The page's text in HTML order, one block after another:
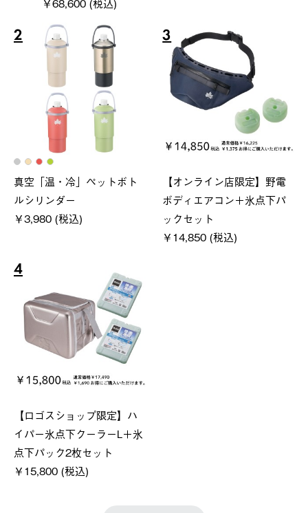
2
真空「温・冷」ペットボト
ルシリンダー
￥3,980 (税込)
3
【オンライン店限定】野電
ボディエアコン＋氷点下パ
ックセット
￥14,850 (税込)
4
【ロゴスショップ限定】ハ
イパー氷点下クーラーL＋氷
点下パック2枚セット
￥15,800 (税込)